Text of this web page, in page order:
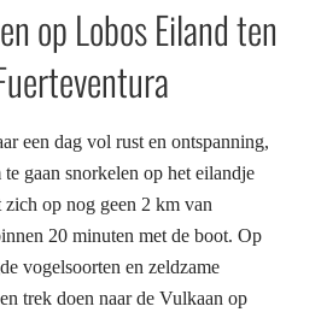
op Lobos Eiland ten
een dag vol rust en ontspanning,
gaan snorkelen op het eilandje
op nog geen 2 km van
20 minuten met de boot. Op
vogelsoorten en zeldzame
trek doen naar de Vulkaan op